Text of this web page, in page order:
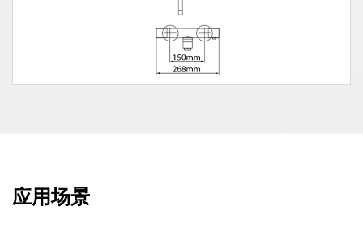
应用场景